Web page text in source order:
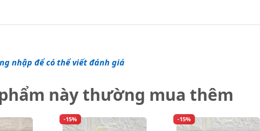
nhập để có thể viết đánh giá
này thường mua thêm
-15% -15%